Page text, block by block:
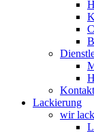
Lackierung
wir